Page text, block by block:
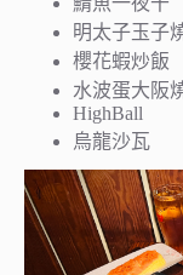
明太子玉子
櫻花蝦炒飯
水波蛋大阪
HighBall
烏龍沙瓦